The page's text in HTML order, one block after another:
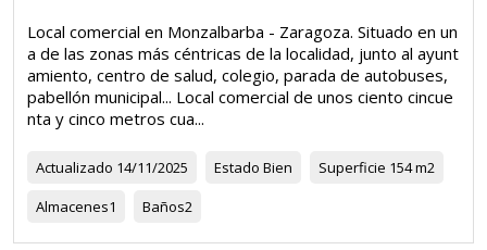
Local comercial en Monzalbarba - Zaragoza. Situado en un
a de las zonas más céntricas de la localidad, junto al ayunt
amiento, centro de salud, colegio, parada de autobuses,
pabellón municipal... Local comercial de unos ciento cincue
nta y cinco metros cua...
Actualizado 14/11/2025 Estado Bien Superficie 154 m2
Almacenes1 Baños2